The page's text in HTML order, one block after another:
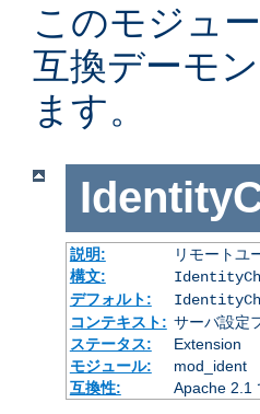
このモジュ
互換デーモ
ます。
説明:
リモートユ
構文:
デフォルト:
コンテキスト: サーバ設定
ステータス:
Extension
モジュール:
mod_ident
互換性:
Apache 2.1